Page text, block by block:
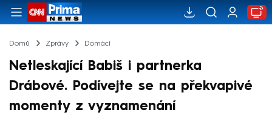
Domů Zprávy Domácí
Netleskající Babiš i partnerka
Drábové. Podívejte se na překvapivé
momenty z vyznamenání